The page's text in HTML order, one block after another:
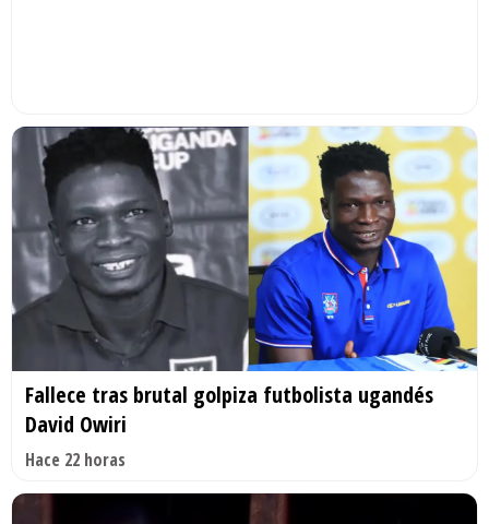
Fallece tras brutal golpiza futbolista ugandés
David Owiri
Hace 22 horas